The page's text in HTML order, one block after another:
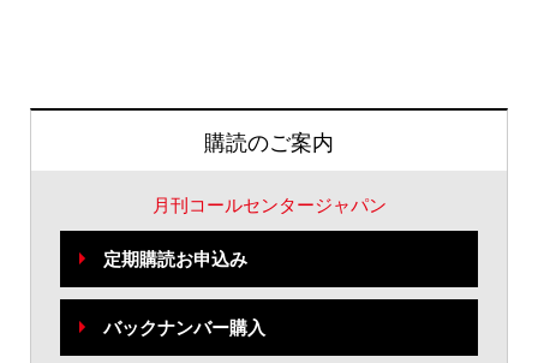
購読のご案内
月刊コールセンタージャパン
定期購読お申込み
バックナンバー購入